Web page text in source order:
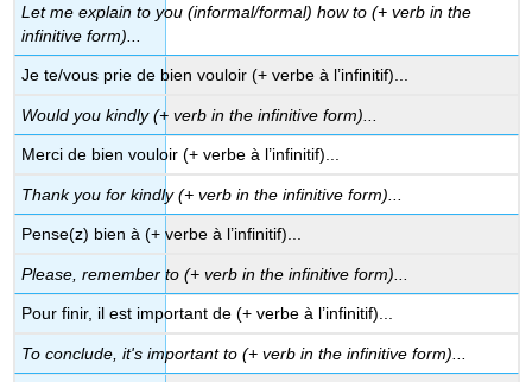
Let me explain to you (informal/formal) how to (+ verb in the
infinitive form)...
Je te/vous prie de bien vouloir (+ verbe à l’infinitif)...
Would you kindly (+ verb in the infinitive form)...
Merci de bien vouloir (+ verbe à l’infinitif)...
Thank you for kindly (+ verb in the infinitive form)...
Pense(z) bien à (+ verbe à l’infinitif)...
Please, remember to (+ verb in the infinitive form)...
Pour finir, il est important de (+ verbe à l’infinitif)...
To conclude, it's important to (+ verb in the infinitive form)...